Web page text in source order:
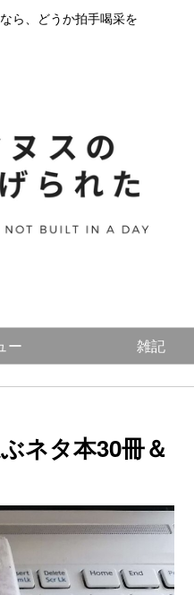
ら、どうか拍手喝采を
ー 雑記
ネタ本30冊＆